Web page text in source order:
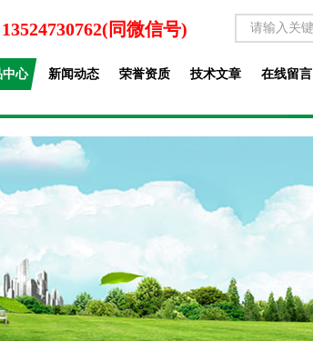
13524730762(同微信号)
中心 新闻动态 荣誉资质 技术文章 在线留言